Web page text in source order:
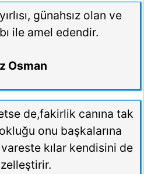
günahsız olan ve
ile amel edendir.
Osman
de,fakirlik canına tak
onu başkalarına
kılar kendisini de